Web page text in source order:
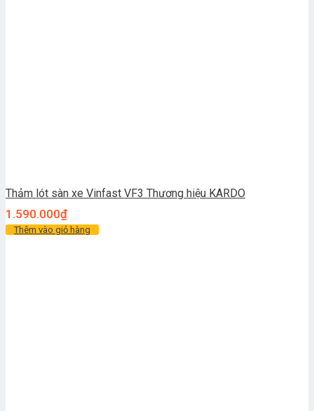
Thảm lót sàn xe Vinfast VF3 Thương hiệu KARDO
1.590.000₫
Thêm vào giỏ hàng